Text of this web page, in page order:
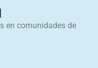
en comunidades de